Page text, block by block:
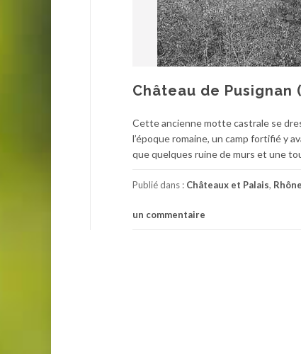
Château de Pusignan
Cette ancienne motte castrale se
l’époque romaine, un camp fortifié y
que quelques ruine de murs et une
Publié dans : Châteaux et Palais, Rhône
un commentaire